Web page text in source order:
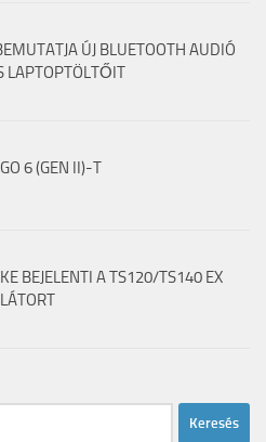
ÚJ BLUETOOTH AUDIÓ
LAPTOPTÖLTŐIT
6 (GEN II)-T
BEJELENTI A TS120/TS140 EX